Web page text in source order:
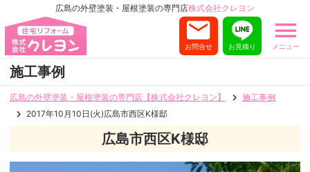
広島の外壁塗装・屋根塗装の専門店株式会社クレヨン
メニュー
お見積り
お問合せ
施工事例
広島の外壁塗装・屋根塗装の専門店【株式会社クレヨン】
施工事例
2017年10月10日(火)広島市西区K様邸
広島市西区K様邸